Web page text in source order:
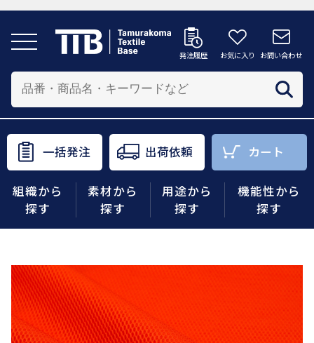
発注履歴 お気に入り お問い合わせ
一括発注 出荷依頼 カート
組織から
探す
素材から
探す
用途から
探す
機能性から
探す
発注履歴 お気に入り お問い合わせ
商品をさがす
組織から探す
素材から探す
用途から探す
カートへ
配送先を追加する
商品を投入する配送先を選択してください。